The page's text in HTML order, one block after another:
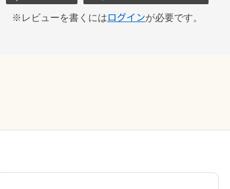
※レビューを書くにはログインが必要です。